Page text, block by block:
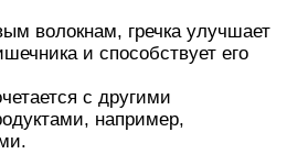
волокнам, гречка улучшает
и способствует его
с другими
например,